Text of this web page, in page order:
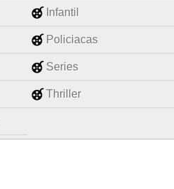
Infantil
Policiacas
Series
Thriller